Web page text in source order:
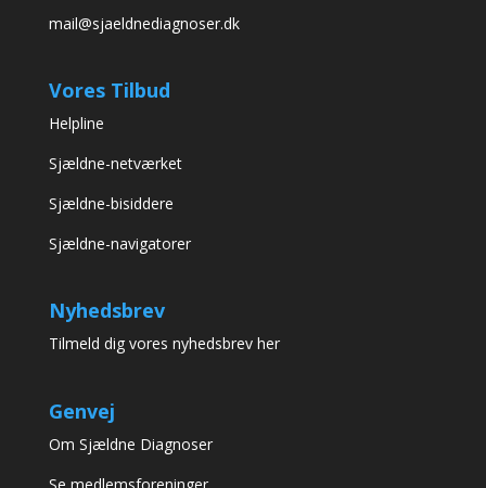
mail@sjaeldnediagnoser.dk
Vores Tilbud
Helpline
Sjældne-netværket
Sjældne-bisiddere
Sjældne-navigatorer
Nyhedsbrev
Tilmeld dig vores nyhedsbrev her
Genvej
Om Sjældne Diagnoser
Se medlemsforeninger